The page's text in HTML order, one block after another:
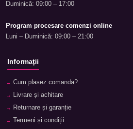
Duminică: 09:00 – 17:00
Program procesare comenzi online
Luni – Duminică: 09:00 – 21:00
Informații
Cum plasez comanda?
Livrare și achitare
Returnare și garanție
Termeni și condiții